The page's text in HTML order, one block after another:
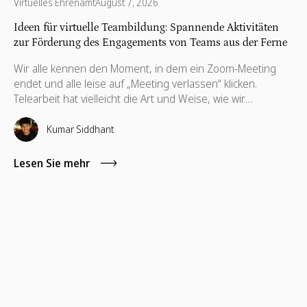
Ideen für virtuelle Teambildung: Spannende Aktivitäten
zur Förderung des Engagements von Teams aus der Ferne
Wir alle kennen den Moment, in dem ein Zoom-Meeting
endet und alle leise auf „Meeting verlassen“ klicken.
Telearbeit hat vielleicht die Art und Weise, wie wir
zusammenarbeiten, neu definiert, aber es hat nichts an
dem geändert, wonach wir uns am meisten sehnen: echte
menschliche Verbindung. Hier machen virtuelle
Teambuilding-Ideen den entscheidenden Unterschied.
Kumar Siddhant
Lesen Sie mehr